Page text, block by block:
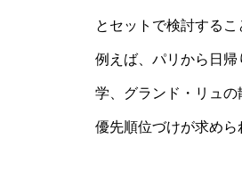
とセットで検討するこ
例えば、パリから日
学、グランド・リュ
優先順位づけが求めら